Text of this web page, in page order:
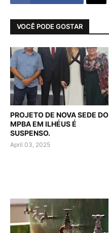
VOCÊ PODE GOSTAR
PROJETO DE NOVA SEDE DO
MPBA EM ILHÉUS É
SUSPENSO.
April 03, 2025